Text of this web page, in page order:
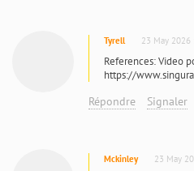
Tyrell 23 May 2026
References: Video
https://
Répondre Signaler
Mckinley 23 May